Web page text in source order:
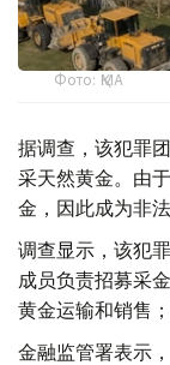
Фото: ҚМА
据调查，该犯罪
采天然黄金。由
金，因此成为非
调查显示，该犯
成员负责招募采
黄金运输和销售
金融监管署表示